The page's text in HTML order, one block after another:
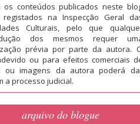
os conteúdos publicados neste
registados na Inspecção Geral
Culturais, pelo que
dos mesmos requer
prévia por parte da autora.
ou para efeitos comerciais
ou imagens da autora poderá
a processo judicial.
arquivo do blogue